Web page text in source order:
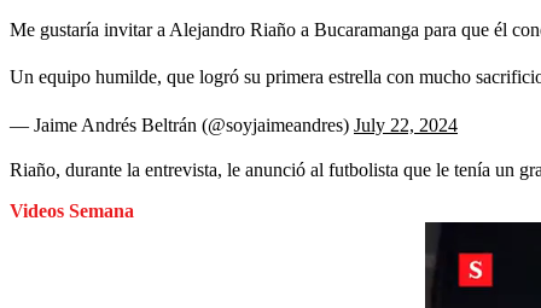
Me gustaría invitar a Alejandro Riaño a Bucaramanga para que él
Un equipo humilde, que logró su primera estrella con mucho
— Jaime Andrés Beltrán (@soyjaimeandres) July 22, 2024
Riaño, durante la entrevista, le anunció al futbolista que le tenía un
Videos Semana